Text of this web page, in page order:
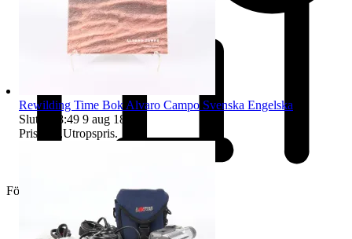
Företag
Rewilding Time Bok Alvaro Campo Svenska Engelska
Sluttid
18:49 9 aug 18:49
Pris:
,Utropspris.